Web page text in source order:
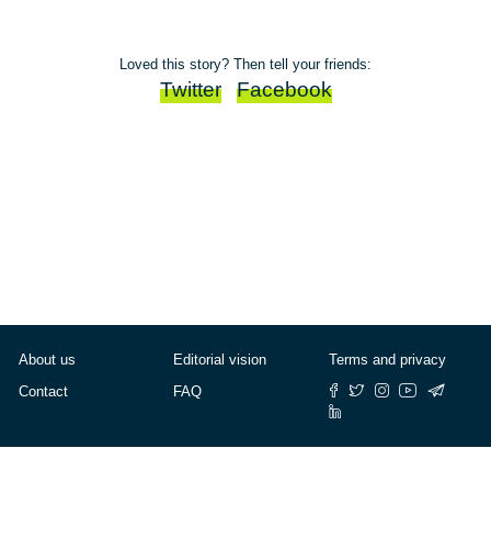
Loved this story? Then tell your friends:
Twitter Facebook
About us
Contact
Editorial vision
FAQ
Terms and privacy